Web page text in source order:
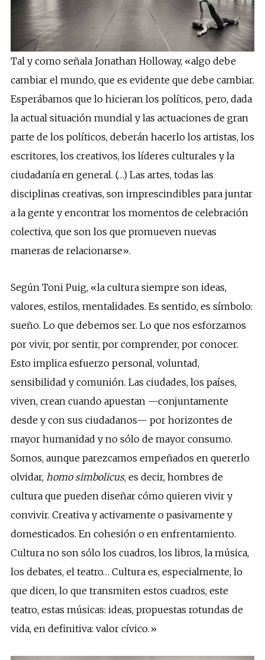
Tal y como señala Jonathan Holloway, «algo debe
cambiar el mundo, que es evidente que debe cambiar.
Esperábamos que lo hicieran los políticos, pero, dada
la actual situación mundial y las actuaciones de gran
parte de los políticos, deberán hacerlo los artistas, los
escritores, los creativos, los líderes culturales y la
ciudadanía en general. (…) Las artes, todas las
disciplinas creativas, son imprescindibles para juntar
a la gente y encontrar los momentos de celebración
colectiva, que son los que promueven nuevas
maneras de relacionarse».
Según Toni Puig, «la cultura siempre son ideas,
valores, estilos, mentalidades. Es sentido, es símbolo:
sueño. Lo que debemos ser. Lo que nos esforzamos
por vivir, por sentir, por comprender, por conocer.
Esto implica esfuerzo personal, voluntad,
sensibilidad y comunión. Las ciudades, los países,
viven, crean cuando apuestan —conjuntamente
desde y con sus ciudadanos— por horizontes de
mayor humanidad y no sólo de mayor consumo.
Somos, aunque parezcamos empeñados en quererlo
olvidar, homo simbolicus, es decir, hombres de
cultura que pueden diseñar cómo quieren vivir y
convivir. Creativa y activamente o pasivamente y
domesticados. En cohesión o en enfrentamiento.
Cultura no son sólo los cuadros, los libros, la música,
los debates, el teatro… Cultura es, especialmente, lo
que dicen, lo que transmiten estos cuadros, este
teatro, estas músicas: ideas, propuestas rotundas de
vida, en definitiva: valor cívico.»